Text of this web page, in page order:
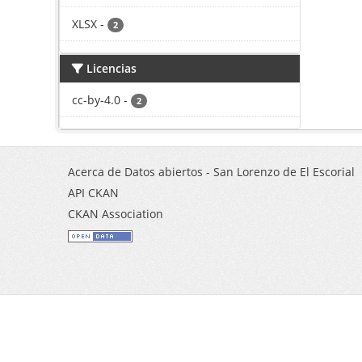
XLSX - 2
Licencias
cc-by-4.0 - 2
Acerca de Datos abiertos - San Lorenzo de El Escorial
API CKAN
CKAN Association